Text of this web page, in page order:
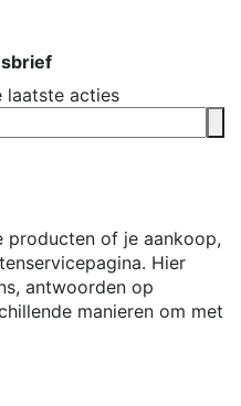
producten of je aankoop,
Hier
antwoorden op
manieren om met
laatste acties